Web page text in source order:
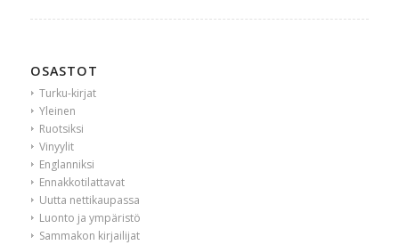
OSASTOT
Turku-kirjat
Yleinen
Ruotsiksi
Vinyylit
Englanniksi
Ennakkotilattavat
Uutta nettikaupassa
Luonto ja ympäristö
Sammakon kirjailijat